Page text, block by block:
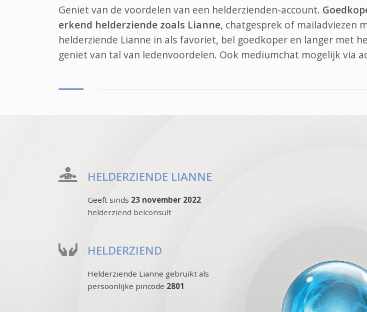
Geniet van de voordelen van een helderzienden-account.
erkend helderziende zoals Lianne, chatgesprek of mailadviezen
helderziende Lianne in als favoriet, bel goedkoper en langer met
geniet van tal van ledenvoordelen. Ook mediumchat mogelijk via
HELDERZIENDE LIANNE
Geeft sinds 23 november 2022
helderziend belconsult
HELDERZIEND
Helderziende Lianne gebruikt als
persoonlijke pincode 2801